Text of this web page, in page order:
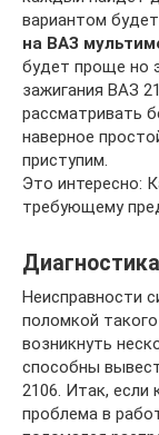
вариантом
на ВАЗ
будет проще но
зажигания ВАЗ
рассматривать
наверное
приступим.
Это интересно:
требующему
Неисправности
поломкой
возникнуть
способны
2106. Итак, если
проблема в